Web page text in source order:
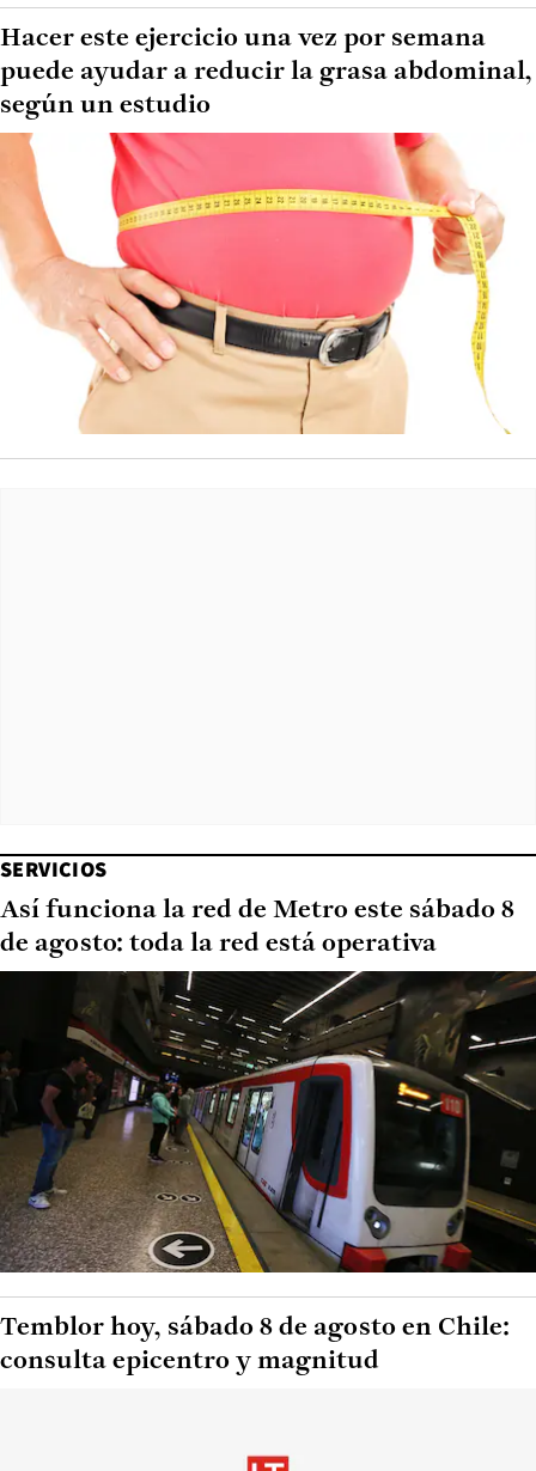
Hacer este ejercicio una vez por semana
puede ayudar a reducir la grasa abdominal,
según un estudio
SERVICIOS
Así funciona la red de Metro este sábado 8
de agosto: toda la red está operativa
Temblor hoy, sábado 8 de agosto en Chile:
consulta epicentro y magnitud